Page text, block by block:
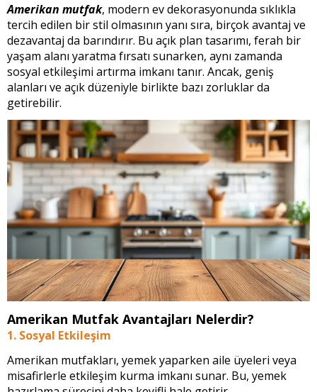
Amerikan mutfak, modern ev dekorasyonunda sıklıkla
tercih edilen bir stil olmasının yanı sıra, birçok avantaj ve
dezavantaj da barındırır. Bu açık plan tasarımı, ferah bir
yaşam alanı yaratma fırsatı sunarken, aynı zamanda
sosyal etkileşimi artırma imkanı tanır. Ancak, geniş
alanları ve açık düzeniyle birlikte bazı zorluklar da
getirebilir.
Amerikan Mutfak Avantajları Nelerdir?
1. Sosyal Etkileşim
Amerikan mutfakları, yemek yaparken aile üyeleri veya
misafirlerle etkileşim kurma imkanı sunar. Bu, yemek